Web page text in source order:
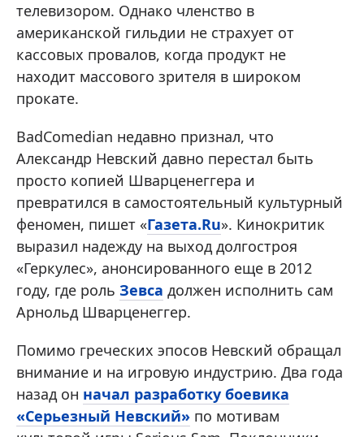
телевизором. Однако членство в
американской гильдии не страхует от
кассовых провалов, когда продукт не
находит массового зрителя в широком
прокате.
BadComedian недавно признал, что
Александр Невский давно перестал быть
просто копией Шварценеггера и
превратился в самостоятельный культурный
феномен, пишет «Газета.Ru». Кинокритик
выразил надежду на выход долгостроя
«Геркулес», анонсированного еще в 2012
году, где роль Зевса должен исполнить сам
Арнольд Шварценеггер.
Помимо греческих эпосов Невский обращал
внимание и на игровую индустрию. Два года
назад он начал разработку боевика
«Серьезный Невский» по мотивам